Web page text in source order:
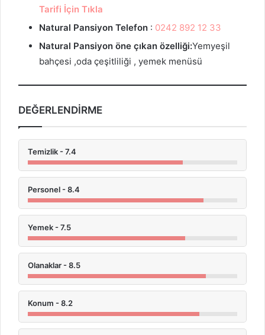
Tarifi İçin Tıkla
Natural Pansiyon Telefon : 0242 892 12 33
Natural Pansiyon öne çıkan özelliği:Yemyeşil
bahçesi ,oda çeşitliliği , yemek menüsü
DEĞERLENDİRME
Temizlik - 7.4
Personel - 8.4
Yemek - 7.5
Olanaklar - 8.5
Konum - 8.2